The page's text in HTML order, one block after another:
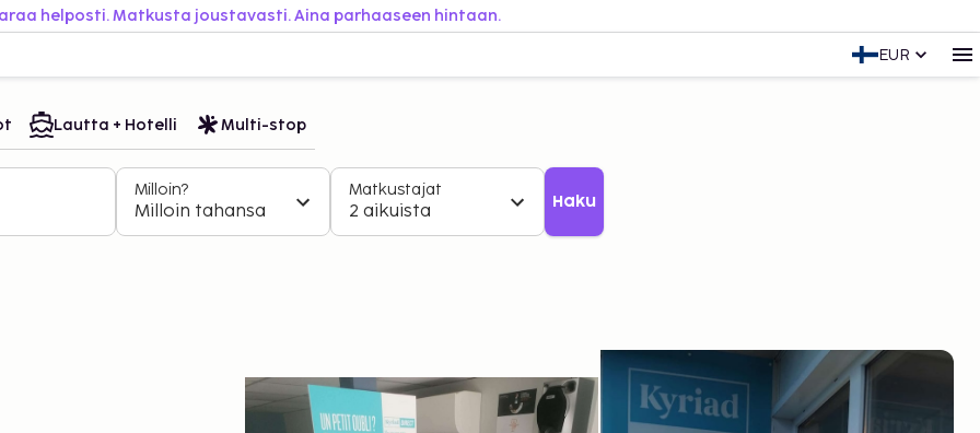
helposti. Matkusta joustavasti. Aina parhaaseen hintaan.
EUR
Lautta + Hotelli Multi-stop
Milloin?
Milloin tahansa
Matkustajat
2 aikuista Haku